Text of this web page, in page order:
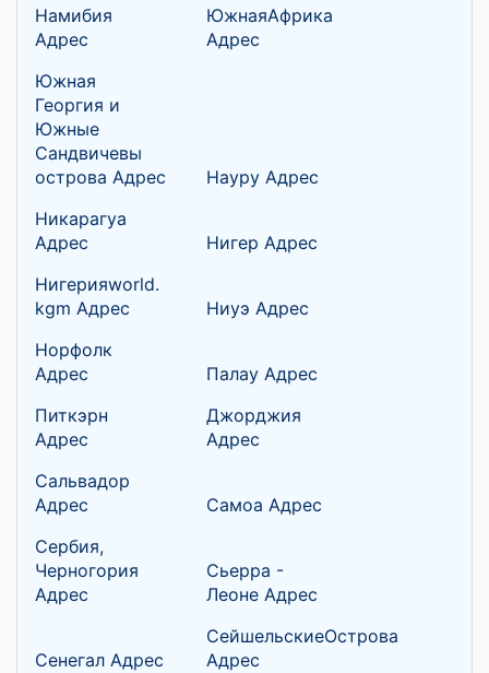
Намибия
Адрес
ЮжнаяАфрика
Адрес
Южная
Георгия и
Южные
Сандвичевы
острова Адрес
Науру Адрес
Никарагуа
Адрес
Нигер Адрес
Нигерияworld.
kgm Адрес
Ниуэ Адрес
Норфолк
Адрес
Палау Адрес
Питкэрн
Адрес
Джорджия
Адрес
Сальвадор
Адрес
Самоа Адрес
Сербия,
Черногория
Адрес
Сьерра -
Леоне Адрес
Сенегал Адрес
СейшельскиеОстрова
Адрес